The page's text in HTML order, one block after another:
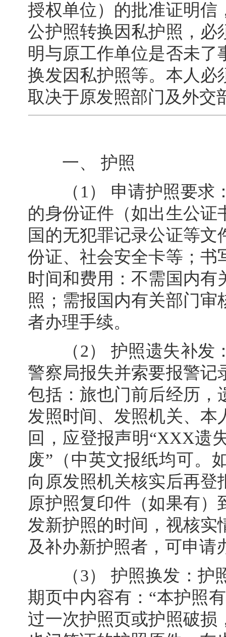
授权单位）的批准证明信
公护照转换因私护照，必
明与原工作单位是否未了
换发因私护照等。本人必
取决于原发照部门及外交
一、 护照
（1） 申请护照要求：
的身份证件（如出生公证
国的无犯罪记录公证等
份证、社会安全卡等；书
时间和费用：不需国内有
照；需报国内有关部门
者办理手续。
（2） 护照遗失补发：
警察局报失并索要报警记
包括：旅也门前后经历，
发照时间、发照机关、本
回，应登报声明“XXX遗
废”（中英文报纸均可。
向原发照机关核实后再登
原护照复印件（如果有
发新护照的时间，视核实
及补办新护照者，可申请
（3） 护照换发：护照
期页中内容有：“本护照
过一次护照页或护照破损